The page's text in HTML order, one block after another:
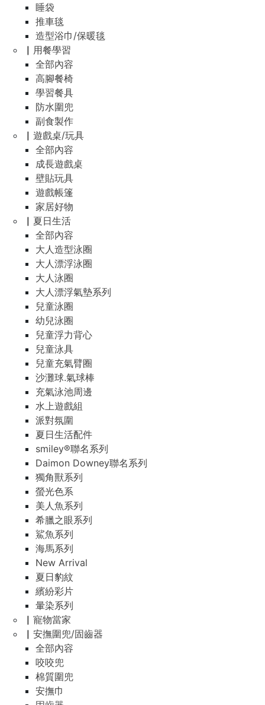
睡袋
推車毯
造型浴巾/保暖毯
▏用餐學習
全部內容
高腳餐椅
學習餐具
防水圍兜
副食製作
▏遊戲桌/玩具
全部內容
成長遊戲桌
壁貼玩具
遊戲帳篷
家居好物
▏夏日生活
全部內容
大人造型泳圈
大人漂浮泳圈
大人泳圈
大人漂浮氣墊系列
兒童泳圈
幼兒泳圈
兒童浮力背心
兒童泳具
兒童充氣臂圈
沙灘球.氣球棒
充氣泳池周邊
水上遊戲組
派對氛圍
夏日生活配件
smiley®聯名系列
Daimon Downey聯名系列
獨角獸系列
螢光色系
美人魚系列
希臘之眼系列
鯊魚系列
海馬系列
New Arrival
夏日豹紋
繽紛彩片
暈染系列
▏寵物當家
▏安撫圍兜/固齒器
全部內容
咬咬兜
棉質圍兜
安撫巾